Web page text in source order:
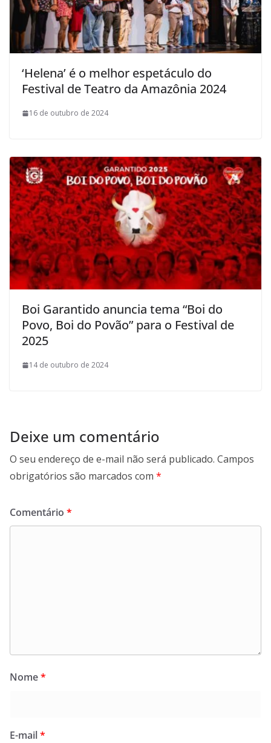
‘Helena’ é o melhor espetáculo do
Festival de Teatro da Amazônia 2024
16 de outubro de 2024
Boi Garantido anuncia tema “Boi do
Povo, Boi do Povão” para o Festival de
2025
14 de outubro de 2024
Deixe um comentário
O seu endereço de e-mail não será publicado. Campos
obrigatórios são marcados com *
Comentário *
Nome*
E-mail*